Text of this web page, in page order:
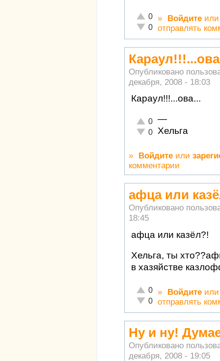
Отлично!
0
Неадекватно!
0
» Войдите
отправлять
Опубликовано
декабря, 2008 - 18:03
Караул!!!...ова...
Отлично!
0
Неадекватно!
0
—
Хельга
» Войдите или
комментарии
афца или
Опубликовано
18:45
афца или казёл?!
Хельга, ты
в хазяйстве
Отлично!
0
Неадекватно!
0
» Войдите
отправлять
Ну и ну!
Опубликовано
декабря, 2008 - 19:05